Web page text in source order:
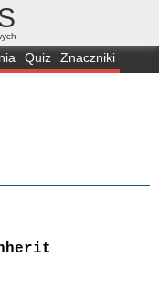
Quiz
Znaczniki